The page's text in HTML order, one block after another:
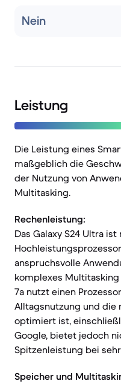
Nein
Leistung
Die Leistung eines
maßgeblich die
der Nutzung von
Multitasking.
Rechenleistung:
Das Galaxy S24 Ultra
anspruchsvolle
komplexes
7a nutzt einen
Alltagsnutzung und die
optimiert ist,
Google, bietet jedoch
Spitzenleistung bei
Speicher und